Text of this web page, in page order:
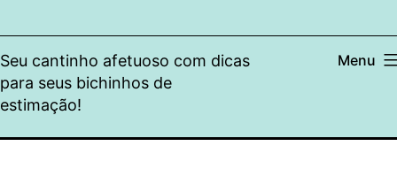
Seu cantinho afetuoso com dicas
para seus bichinhos de
estimação!
Menu